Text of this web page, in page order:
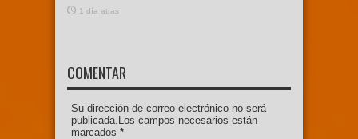
1 día atras
COMENTAR
Su dirección de correo electrónico no será
publicada.Los campos necesarios están
marcados *